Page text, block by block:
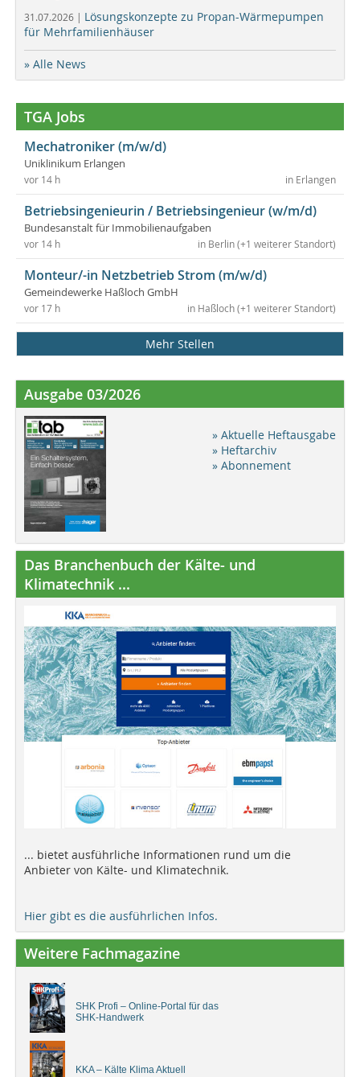
31.07.2026 | Lösungskonzepte zu Propan-Wärmepumpen
für Mehrfamilienhäuser
» Alle News
TGA Jobs
Mechatroniker (m/w/d)
Uniklinikum Erlangen
in Erlangen
vor 14 h
Betriebsingenieurin / Betriebsingenieur (w/m/d)
Bundesanstalt für Immobilienaufgaben
in Berlin (+1 weiterer Standort)
vor 14 h
Monteur/-in Netzbetrieb Strom (m/w/d)
Gemeindewerke Haßloch GmbH
in Haßloch (+1 weiterer Standort)
vor 17 h
Mehr Stellen
Ausgabe 03/2026
» Aktuelle Heftausgabe
» Heftarchiv
» Abonnement
Das Branchenbuch der Kälte- und
Klimatechnik ...
... bietet ausführliche Informationen rund um die
Anbieter von Kälte- und Klimatechnik.
Hier gibt es die ausführlichen Infos.
Weitere Fachmagazine
SHK Profi – Online-Portal für das
SHK-Handwerk
KKA – Kälte Klima Aktuell